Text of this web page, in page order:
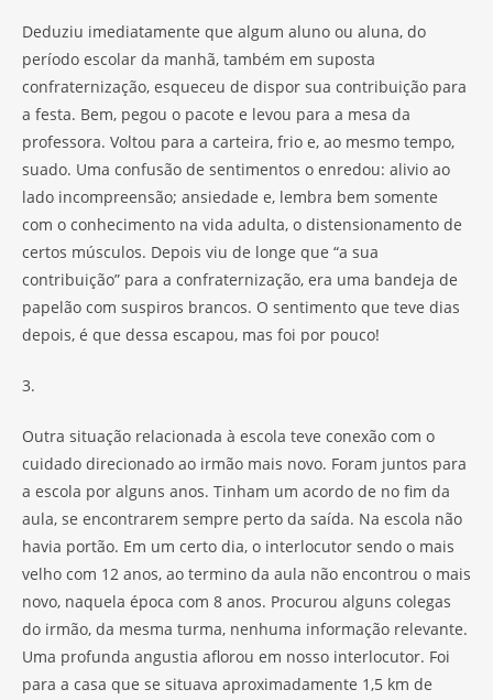
Deduziu imediatamente que algum aluno ou aluna, do
período escolar da manhã, também em suposta
confraternização, esqueceu de dispor sua contribuição para
a festa. Bem, pegou o pacote e levou para a mesa da
professora. Voltou para a carteira, frio e, ao mesmo tempo,
suado. Uma confusão de sentimentos o enredou: alivio ao
lado incompreensão; ansiedade e, lembra bem somente
com o conhecimento na vida adulta, o distensionamento de
certos músculos. Depois viu de longe que “a sua
contribuição” para a confraternização, era uma bandeja de
papelão com suspiros brancos. O sentimento que teve dias
depois, é que dessa escapou, mas foi por pouco!
3.
Outra situação relacionada à escola teve conexão com o
cuidado direcionado ao irmão mais novo. Foram juntos para
a escola por alguns anos. Tinham um acordo de no fim da
aula, se encontrarem sempre perto da saída. Na escola não
havia portão. Em um certo dia, o interlocutor sendo o mais
velho com 12 anos, ao termino da aula não encontrou o mais
novo, naquela época com 8 anos. Procurou alguns colegas
do irmão, da mesma turma, nenhuma informação relevante.
Uma profunda angustia aflorou em nosso interlocutor. Foi
para a casa que se situava aproximadamente 1,5 km de